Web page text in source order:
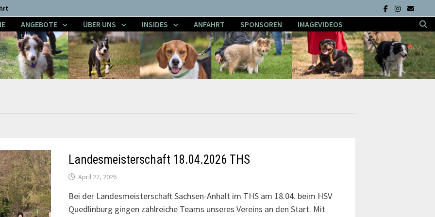
ANGEBOTE ÜBER UNS INSIDES ANFAHRT SPONSOREN IMAGEVIDEOS
Landesmeisterschaft 18.04.2026 THS
April 22, 2026
Bei der Landesmeisterschaft Sachsen-Anhalt im THS am 18.04. beim HSV
Quedlinburg gingen zahlreiche Teams unseres Vereins an den Start. Mit